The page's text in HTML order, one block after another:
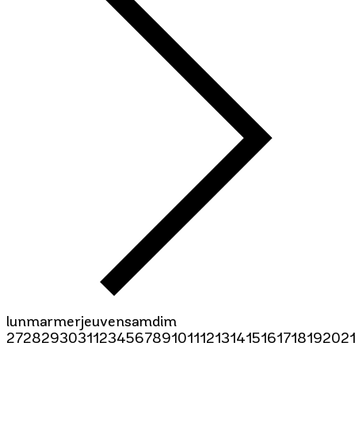
lunmarmerjeuvensamdim
2728293031123456 789101112131415161718192021